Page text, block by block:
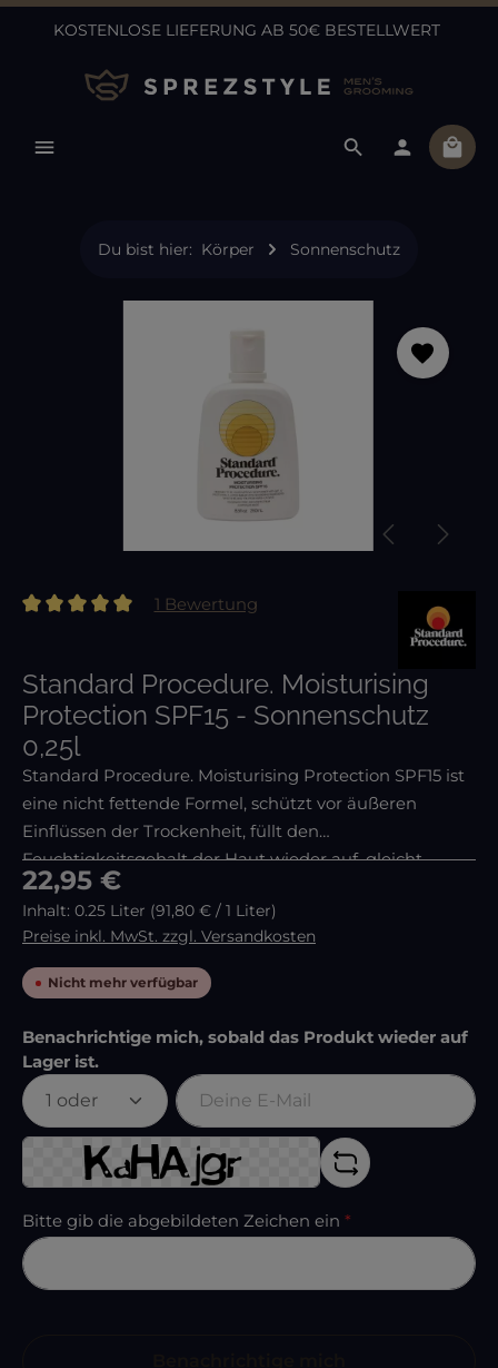
Zum Hauptinhalt springen
KOSTENLOSE LIEFERUNG AB 50€ BESTELLWERT
Du bist hier: Körper Sonnenschutz
Durchschnittliche Bewertung von 5 von 5 Sternen
1 Bewertung
Standard Procedure. Moisturising
Protection SPF15 - Sonnenschutz
0,25l
Standard Procedure. Moisturising Protection SPF15 ist
eine nicht fettende Formel, schützt vor äußeren
Einflüssen der Trockenheit, füllt den
Feuchtigkeitsgehalt der Haut wieder auf, gleicht
Regulärer Preis:
22,95 €
Inhalt: 0.25 Liter (91,80 € / 1 Liter)
Preise inkl. MwSt. zzgl. Versandkosten
Nicht mehr verfügbar
Benachrichtige mich, sobald das Produkt wieder auf
Lager ist.
Deine E-Mail
Bitte gib die abgebildeten Zeichen ein *